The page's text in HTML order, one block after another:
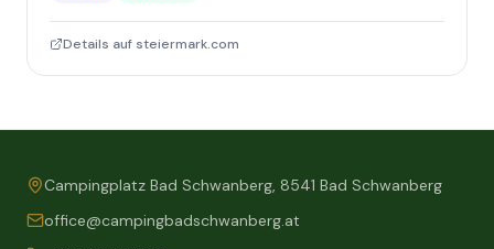
Details auf steiermark.com
Campingplatz Bad Schwanberg, 8541 Bad Schwanberg
office@campingbadschwanberg.at